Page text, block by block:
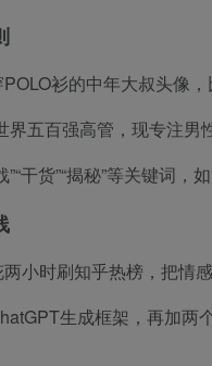
POLO衫的中年大叔头像，
界五百强高管，现专注男
”“干货”“揭秘”等关键词，
小时刷知乎热榜，把情
生成框架，再加两